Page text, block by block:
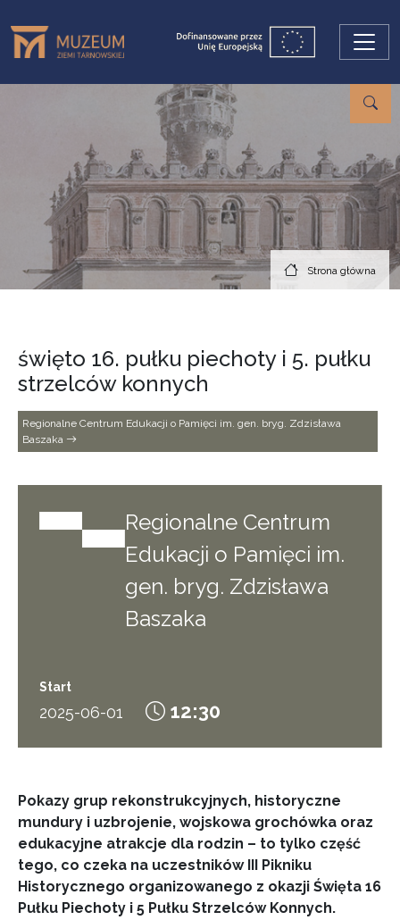
Strona główna
święto 16. pułku piechoty i 5. pułku
strzelców konnych
Regionalne Centrum Edukacji o Pamięci im. gen. bryg. Zdzisława
Baszaka
Regionalne Centrum
Edukacji o Pamięci im.
gen. bryg. Zdzisława
Baszaka
Start
2025-06-01 12:30
Pokazy grup rekonstrukcyjnych, historyczne
mundury i uzbrojenie, wojskowa grochówka oraz
edukacyjne atrakcje dla rodzin – to tylko część
tego, co czeka na uczestników III Pikniku
Historycznego organizowanego z okazji Święta 16
Pułku Piechoty i 5 Pułku Strzelców Konnych.